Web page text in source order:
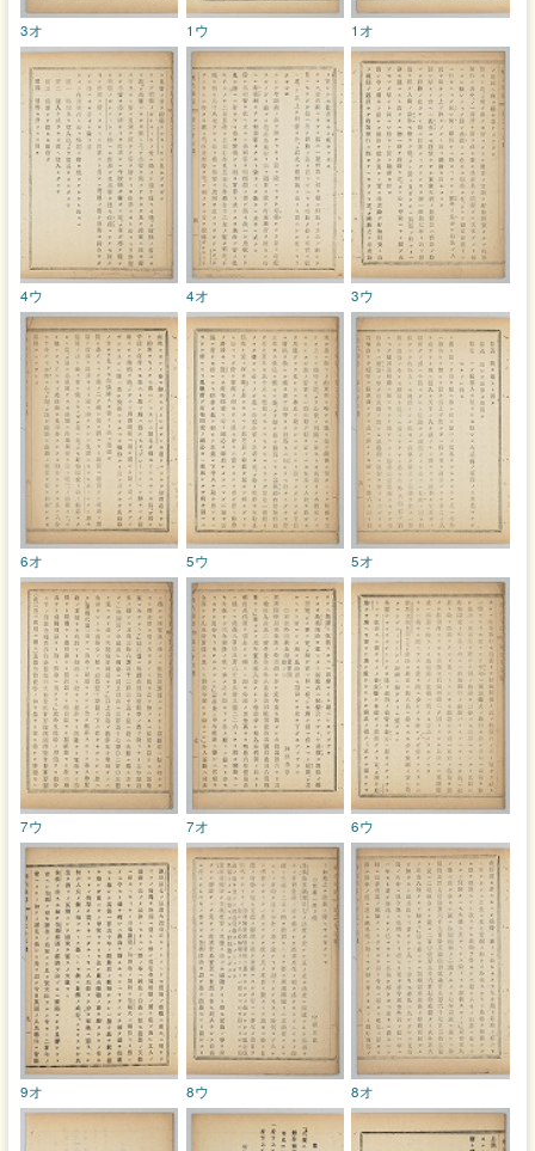
1オ
1ウ
3オ
3ウ
4オ
4ウ
5オ
5ウ
6オ
6ウ
7オ
7ウ
8オ
8ウ
9オ